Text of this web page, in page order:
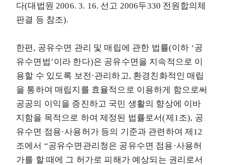
다(대법원 2006. 3. 16. 선고 2006두330 전원합의체
판결 등 참조).
한편, 공유수면 관리 및 매립에 관한 법률(이하 ‘공
유수면법’이라 한다)은 공유수면을 지속적으로 이
용할 수 있도록 보전·관리하고, 환경친화적인 매립
을 통하여 매립지를 효율적으로 이용하게 함으로써
공공의 이익을 증진하고 국민 생활의 향상에 이바
지함을 목적으로 하여 제정된 법률로서(제1조), 공
유수면 점용·사용허가 등의 기준과 관련하여 제12
조에서 “공유수면관리청은 공유수면 점용·사용허
가를 할 때에 그 허가로 피해가 예상되는 권리로서